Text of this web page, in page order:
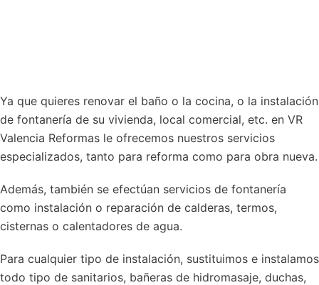
Ya que quieres renovar el baño o la cocina, o la instalación
de fontanería de su vivienda, local comercial, etc. en VR
Valencia Reformas le ofrecemos nuestros servicios
especializados, tanto para reforma como para obra nueva.
Además, también se efectúan servicios de fontanería
como instalación o reparación de calderas, termos,
cisternas o calentadores de agua.
Para cualquier tipo de instalación, sustituimos e instalamos
todo tipo de sanitarios, bañeras de hidromasaje, duchas,